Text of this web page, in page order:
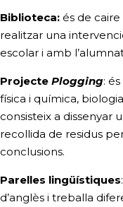
Biblioteca: és de
realitzar una
escolar i amb
Projecte Plogging:
física i química,
consisteix a dissenyar
recollida de residus
conclusions.
Parelles lingüístiques
d’anglès i treballa